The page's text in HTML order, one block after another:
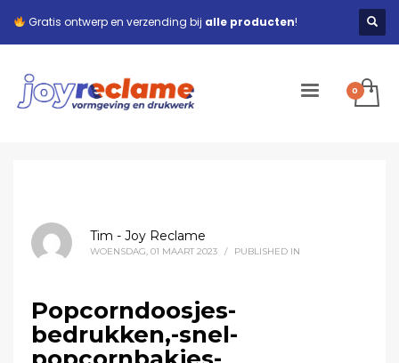
Gratis ontwerp en verzending bij alle producten!
Tim - Joy Reclame
WOENSDAG, 01 MAART 2023 / PUBLISHED IN
Popcorndoosjes-
bedrukken,-snel-